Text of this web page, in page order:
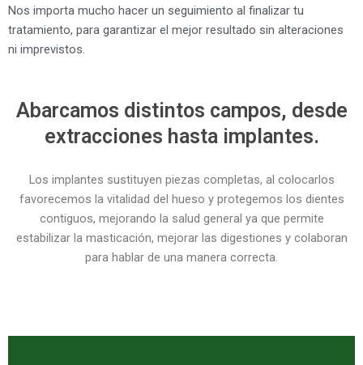
Nos importa mucho hacer un seguimiento al finalizar tu
tratamiento, para garantizar el mejor resultado sin alteraciones
ni imprevistos.
Abarcamos distintos campos, desde
extracciones hasta implantes.
Los implantes sustituyen piezas completas, al colocarlos
favorecemos la vitalidad del hueso y protegemos los dientes
contiguos, mejorando la salud general ya que permite
estabilizar la masticación, mejorar las digestiones y colaboran
para hablar de una manera correcta.